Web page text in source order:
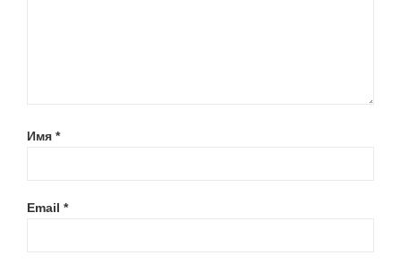
Имя *
Email *